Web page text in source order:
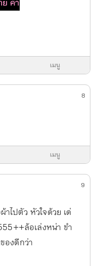
ค่า
เมนู
8
เมนู
9
าไปตัว หัวใจด้วย เด่
ล้อเล่งหน่า ขำ
องดีกว่า